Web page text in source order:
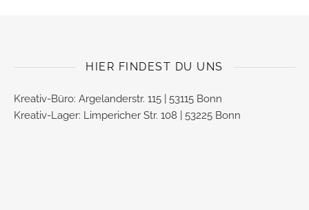
HIER FINDEST DU UNS
Kreativ-Büro: Argelanderstr. 115 | 53115 Bonn
Kreativ-Lager: Limpericher Str. 108 | 53225 Bonn